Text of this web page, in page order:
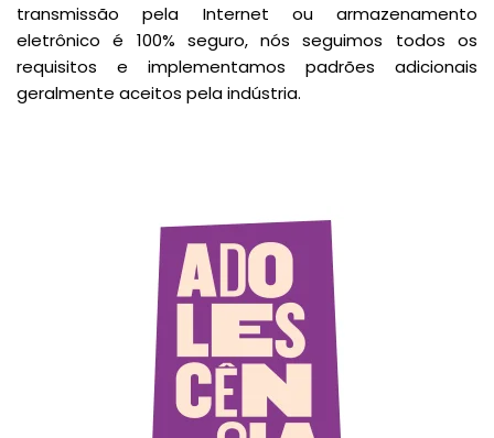
transmissão pela Internet ou armazenamento
eletrônico é 100% seguro, nós seguimos todos os
requisitos e implementamos padrões adicionais
geralmente aceitos pela indústria.